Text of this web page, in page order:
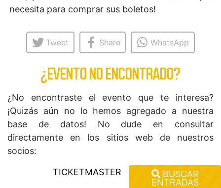
necesita para comprar sus boletos!
Tweet Share WhatsApp
¿EVENTO NO ENCONTRADO?
¿No encontraste el evento que te interesa?
¡Quizás aún no lo hemos agregado a nuestra
base de datos! No dude en consultar
directamente en los sitios web de nuestros
socios:
TICKETMASTER
BUSCAR
ENTRADAS